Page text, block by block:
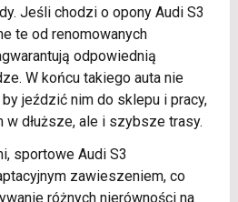
Jeśli chodzi o opony Audi S3
te od renomowanych
odpowiednią
W końcu takiego auta nie
jeździć nim do sklepu i pracy,
dłuższe, ale i szybsze trasy.
sportowe Audi S3
zawieszeniem, co
różnych nierówności na